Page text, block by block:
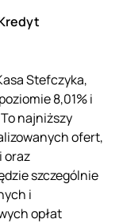
Stefczyka,
8,01% i
najniższy
ofert,
oraz
szczególnie
i
opłat